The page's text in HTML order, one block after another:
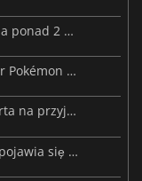
Resident Evil: Veronica znalazł się już na ponad 2 milionach list życzeń
Beast of Reincarnation: twórcy serii gier Pokémon wkraczają na nową ścieżkę
Big Walk już w sprzedaży – podróż oparta na przyjaźni
W Warhammer 40,000: Dawn of War 4 pojawia się frakcja Nekronów